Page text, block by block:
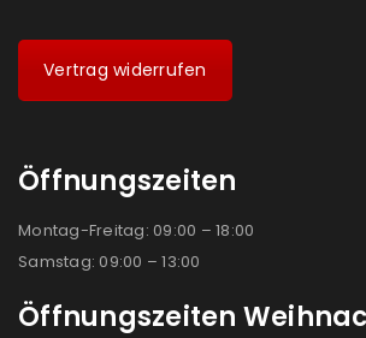
Vertrag widerrufen
Öffnungszeiten
Montag-Freitag: 09:00 – 18:00
Samstag: 09:00 – 13:00
Öffnungszeiten